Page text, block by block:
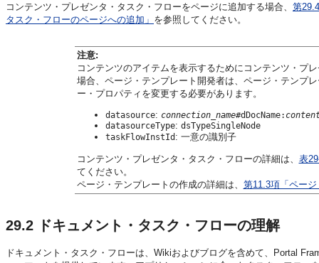
コンテンツ・プレゼンタ・タスク・フローをページに追加する場合、 第
タスク・フローのページへの追加」 を参照してください。
注意:
コンテンツのアイテムを表示するためにコンテンツ・プ
場合、ページ・テンプレート開発者は、ページ・テンプ
ー・プロパティを変更する必要があります。
datasource: connection_name#dDocName:
datasourceType: dsTypeSingleNode
taskFlowInstId: 一意の識別子
コンテンツ・プレゼンタ・タスク・フローの詳細は、 表
てください。
ページ・テンプレートの作成の詳細は、 第11.3項「ペー
29.2 ドキュメント・タスク・フローの理解
ドキュメント・タスク・フローは、Wikiおよびブログを含めて、Portal